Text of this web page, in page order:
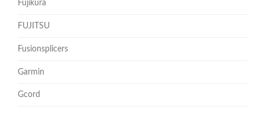
Fujikura
FUJITSU
Fusionsplicers
Garmin
Gcord